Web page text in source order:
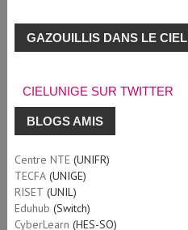
GAZOUILLIS DANS LE CIEL
CIELUNIGE SUR TWITTER
BLOGS AMIS
Centre NTE(UNIFR)
TECFA(UNIGE)
RISET (UNIL)
Eduhub (Switch)
CyberLearn (HES-SO)